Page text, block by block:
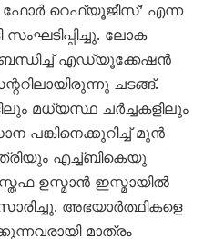
ഫോർ റെഫ്യൂജീസ്’ എന്ന
സംഘടിപ്പിച്ചു. ലോക
എഡ്യൂക്കേഷൻ
ചടങ്ങ്.
മധ്യസ്ഥ ചർച്ചകളിലും
പങ്കിനെക്കുറിച്ച് മുൻ
എച്ച്ബികെയു
ഉസ്മാൻ ഇസ്മായിൽ
അഭയാർത്ഥികളെ
മാത്രം